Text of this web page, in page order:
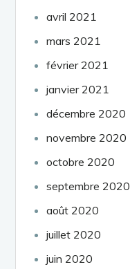
avril 2021
mars 2021
février 2021
janvier 2021
décembre 2020
novembre 2020
octobre 2020
septembre 2020
août 2020
juillet 2020
juin 2020